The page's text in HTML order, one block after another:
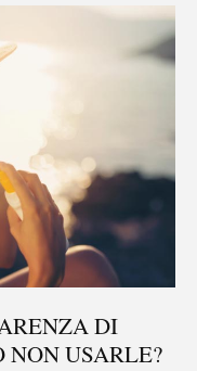
DI
USARLE?